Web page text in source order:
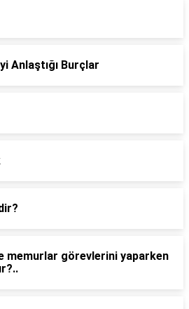
Anlaştığı Burçlar
memurlar görevlerini yaparken